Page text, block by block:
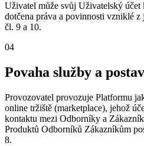
Uživatel může svůj Uživatelský
dotčena práva a povinnosti vzniklé
čl. 9 a 10.
04
Povaha služby a
Provozovatel provozuje Platformu
online tržiště (marketplace), jehož
kontaktu mezi Odborníky a
Produktů Odborníků Zákazníkům
8.